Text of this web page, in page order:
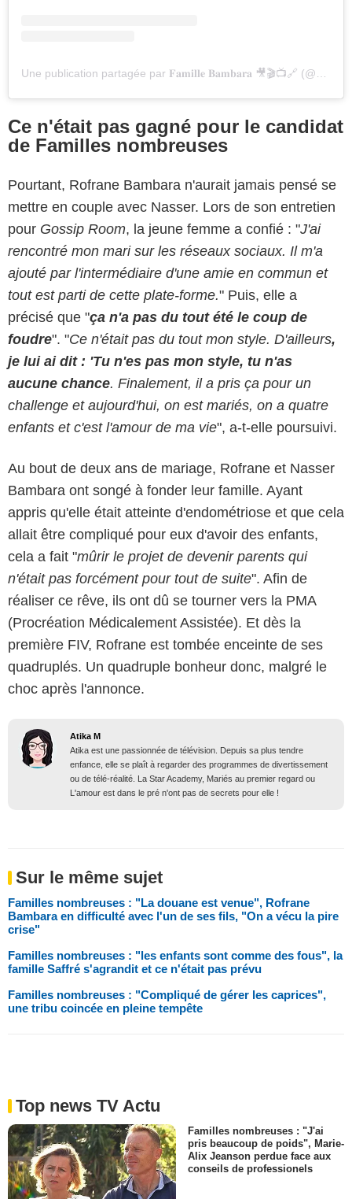
Une publication partagée par 𝐅𝐚𝐦𝐢𝐥𝐥𝐞 𝐁𝐚𝐦𝐛𝐚𝐫𝐚 🎥🎬📺🔗 (@mumofquad)
Ce n'était pas gagné pour le candidat
de Familles nombreuses
Pourtant, Rofrane Bambara n'aurait jamais pensé se
mettre en couple avec Nasser. Lors de son entretien
pour Gossip Room, la jeune femme a confié : "J'ai
rencontré mon mari sur les réseaux sociaux. Il m'a
ajouté par l'intermédiaire d'une amie en commun et
tout est parti de cette plate-forme." Puis, elle a
précisé que "ça n'a pas du tout été le coup de
foudre". "Ce n'était pas du tout mon style. D'ailleurs,
je lui ai dit : 'Tu n'es pas mon style, tu n'as
aucune chance. Finalement, il a pris ça pour un
challenge et aujourd'hui, on est mariés, on a quatre
enfants et c'est l'amour de ma vie", a-t-elle poursuivi.
Au bout de deux ans de mariage, Rofrane et Nasser
Bambara ont songé à fonder leur famille. Ayant
appris qu'elle était atteinte d'endométriose et que cela
allait être compliqué pour eux d'avoir des enfants,
cela a fait "mûrir le projet de devenir parents qui
n'était pas forcément pour tout de suite". Afin de
réaliser ce rêve, ils ont dû se tourner vers la PMA
(Procréation Médicalement Assistée). Et dès la
première FIV, Rofrane est tombée enceinte de ses
quadruplés. Un quadruple bonheur donc, malgré le
choc après l'annonce.
Atika M
Atika est une passionnée de télévision. Depuis sa plus tendre
enfance, elle se plaît à regarder des programmes de divertissement
ou de télé-réalité. La Star Academy, Mariés au premier regard ou
L'amour est dans le pré n'ont pas de secrets pour elle !
Sur le même sujet
Familles nombreuses : "La douane est venue", Rofrane
Bambara en difficulté avec l'un de ses fils, "On a vécu la pire
crise"
Familles nombreuses : "les enfants sont comme des fous", la
famille Saffré s'agrandit et ce n'était pas prévu
Familles nombreuses : "Compliqué de gérer les caprices",
une tribu coincée en pleine tempête
Top news TV Actu
Familles nombreuses : "J'ai
pris beaucoup de poids", Marie-
Alix Jeanson perdue face aux
conseils de professionels